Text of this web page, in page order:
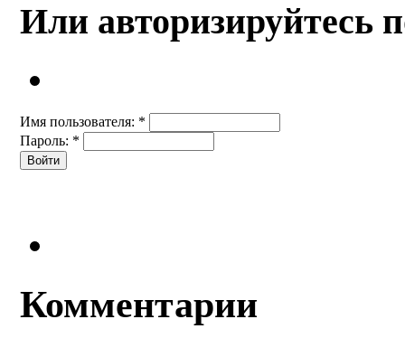
Или авторизируйтесь
Имя пользователя: *
Пароль: *
Комментарии